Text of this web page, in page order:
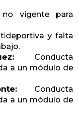
vigente para
y falta
Conducta
a un módulo de
Conducta
a un módulo de